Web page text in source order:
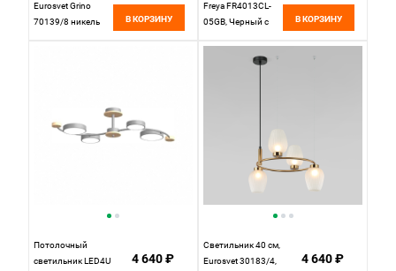
Eurosvet Grino
70139/8 никель
В КОРЗИНУ
Freya FR4013CL-
05GB, Черный с
В КОРЗИНУ
Потолочный
cветильник LED4U
4 640 ₽
Светильник 40 см,
Eurosvet 30183/4,
4 640 ₽